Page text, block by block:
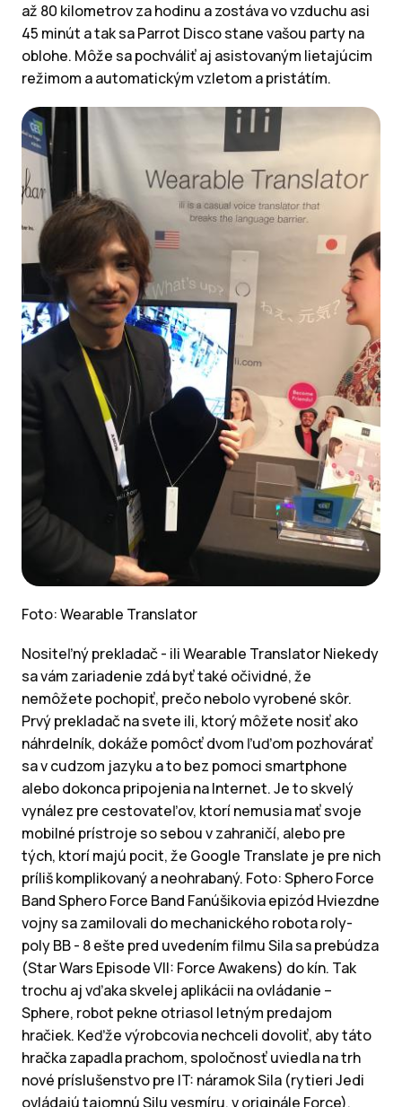
až 80 kilometrov za hodinu a zostáva vo vzduchu asi
45 minút a tak sa Parrot Disco stane vašou party na
oblohe. Môže sa pochváliť aj asistovaným lietajúcim
režimom a automatickým vzletom a pristátím.
Foto: Wearable Translator
Nositeľný prekladač - ili Wearable Translator Niekedy
sa vám zariadenie zdá byť také očividné, že
nemôžete pochopiť, prečo nebolo vyrobené skôr.
Prvý prekladač na svete ili, ktorý môžete nosiť ako
náhrdelník, dokáže pomôcť dvom ľuďom pozhovárať
sa v cudzom jazyku a to bez pomoci smartphone
alebo dokonca pripojenia na Internet. Je to skvelý
vynález pre cestovateľov, ktorí nemusia mať svoje
mobilné prístroje so sebou v zahraničí, alebo pre
tých, ktorí majú pocit, že Google Translate je pre nich
príliš komplikovaný a neohrabaný. Foto: Sphero Force
Band Sphero Force Band Fanúšikovia epizód Hviezdne
vojny sa zamilovali do mechanického robota roly-
poly BB - 8 ešte pred uvedením filmu Sila sa prebúdza
(Star Wars Episode VII: Force Awakens) do kín. Tak
trochu aj vďaka skvelej aplikácii na ovládanie –
Sphere, robot pekne otriasol letným predajom
hračiek. Keďže výrobcovia nechceli dovoliť, aby táto
hračka zapadla prachom, spoločnosť uviedla na trh
nové príslušenstvo pre IT: náramok Sila (rytieri Jedi
ovládajú tajomnú Silu vesmíru, v originále Force).